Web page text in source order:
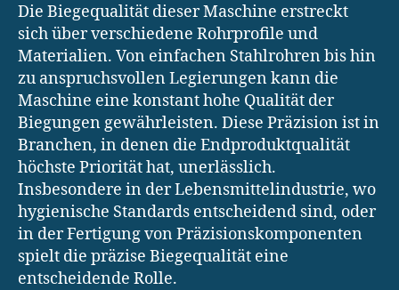
Die Biegequalität dieser Maschine erstreckt
sich über verschiedene Rohrprofile und
Materialien. Von einfachen Stahlrohren bis hin
zu anspruchsvollen Legierungen kann die
Maschine eine konstant hohe Qualität der
Biegungen gewährleisten. Diese Präzision ist in
Branchen, in denen die Endproduktqualität
höchste Priorität hat, unerlässlich.
Insbesondere in der Lebensmittelindustrie, wo
hygienische Standards entscheidend sind, oder
in der Fertigung von Präzisionskomponenten
spielt die präzise Biegequalität eine
entscheidende Rolle.